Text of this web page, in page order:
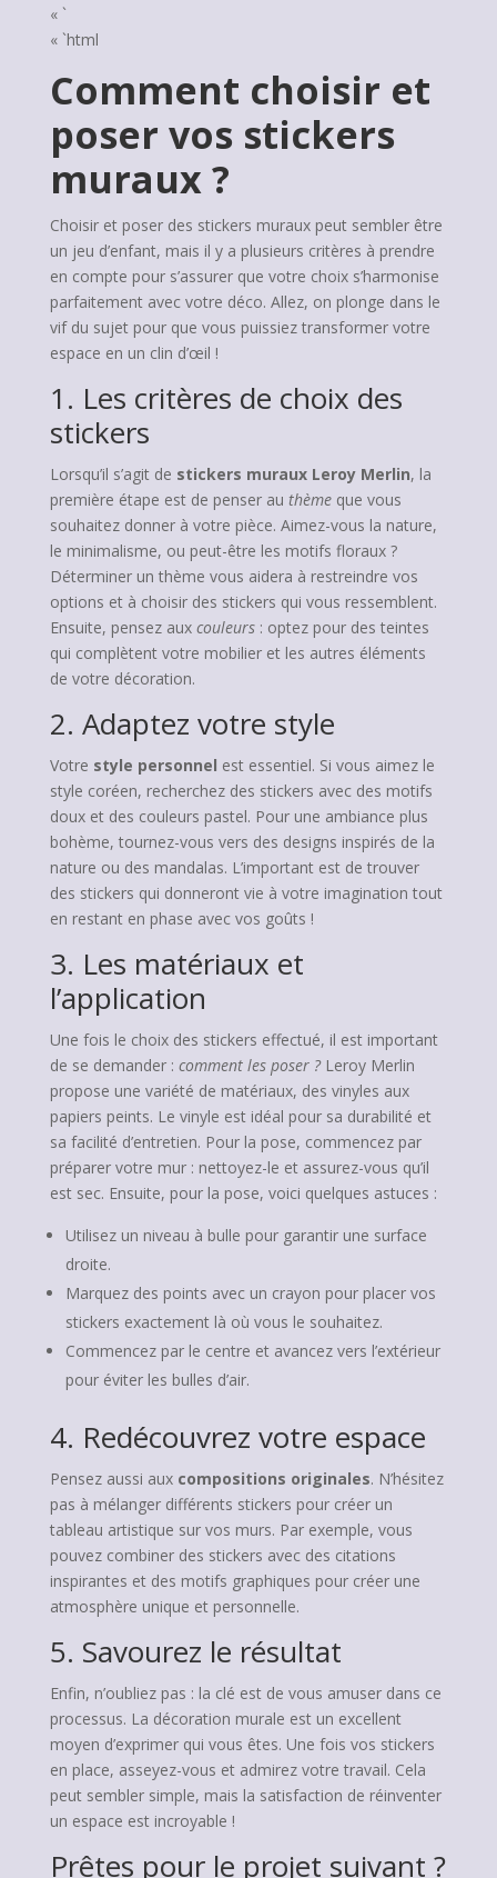
« `
« `html
Comment choisir et
poser vos stickers
muraux ?
Choisir et poser des stickers muraux peut sembler être
un jeu d’enfant, mais il y a plusieurs critères à prendre
en compte pour s’assurer que votre choix s’harmonise
parfaitement avec votre déco. Allez, on plonge dans le
vif du sujet pour que vous puissiez transformer votre
espace en un clin d’œil !
1. Les critères de choix des
stickers
Lorsqu’il s’agit de stickers muraux Leroy Merlin, la
première étape est de penser au thèmeque vous
souhaitez donner à votre pièce. Aimez-vous la nature,
le minimalisme, ou peut-être les motifs floraux ?
Déterminer un thème vous aidera à restreindre vos
options et à choisir des stickers qui vous ressemblent.
Ensuite, pensez aux couleurs: optez pour des teintes
qui complètent votre mobilier et les autres éléments
de votre décoration.
2. Adaptez votre style
Votre style personnel est essentiel. Si vous aimez le
style coréen, recherchez des stickers avec des motifs
doux et des couleurs pastel. Pour une ambiance plus
bohème, tournez-vous vers des designs inspirés de la
nature ou des mandalas. L’important est de trouver
des stickers qui donneront vie à votre imagination tout
en restant en phase avec vos goûts !
3. Les matériaux et
l’application
Une fois le choix des stickers effectué, il est important
de se demander : comment les poser ?Leroy Merlin
propose une variété de matériaux, des vinyles aux
papiers peints. Le vinyle est idéal pour sa durabilité et
sa facilité d’entretien. Pour la pose, commencez par
préparer votre mur : nettoyez-le et assurez-vous qu’il
est sec. Ensuite, pour la pose, voici quelques astuces :
Utilisez un niveau à bulle pour garantir une surface
droite.
Marquez des points avec un crayon pour placer vos
stickers exactement là où vous le souhaitez.
Commencez par le centre et avancez vers l’extérieur
pour éviter les bulles d’air.
4. Redécouvrez votre espace
Pensez aussi aux compositions originales. N’hésitez
pas à mélanger différents stickers pour créer un
tableau artistique sur vos murs. Par exemple, vous
pouvez combiner des stickers avec des citations
inspirantes et des motifs graphiques pour créer une
atmosphère unique et personnelle.
5. Savourez le résultat
Enfin, n’oubliez pas : la clé est de vous amuser dans ce
processus. La décoration murale est un excellent
moyen d’exprimer qui vous êtes. Une fois vos stickers
en place, asseyez-vous et admirez votre travail. Cela
peut sembler simple, mais la satisfaction de réinventer
un espace est incroyable !
Prêtes pour le projet suivant ?